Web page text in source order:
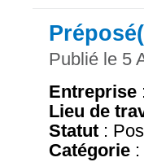
Publié le 5
Entreprise
Lieu de
Statut :
Catégorie :